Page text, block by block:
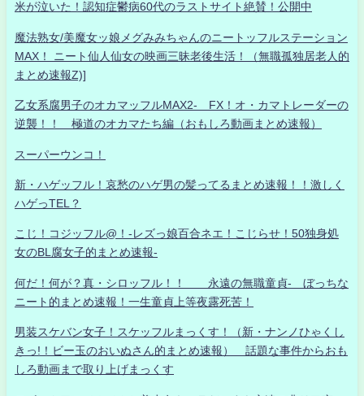
米が泣いた！認知症鬱病60代のラストサイト絶賛！公開中
魔法熟女/美魔女ッ娘メグみみちゃんのニートッフルステーション
MAX！ ニート仙人仙女の映画三昧老後生活！（無職孤独居老人的
まとめ速報Z)]
乙女系腐男子のオカマッフルMAX2- FX！オ・カマトレーダーの
逆襲！！ 極道のオカマたち編（おもしろ動画まとめ速報）
スーパーウンコ！
新・ハゲッフル！哀愁のハゲ男の髪ってるまとめ速報！！激しく
ハゲっTEL？
こじ！コジッフル@！-レズっ娘百合ネエ！こじらせ！50独身処
女のBL腐女子的まとめ速報-
何だ！何が？真・シロッフル！！ 永遠の無職童貞- ぼっちな
ニート的まとめ速報！一生童貞上等夜露死苦！
男装スケバン女子！スケッフルまっくす！（新・ナンノひゃくし
きっ!！ビー玉のおいぬさん的まとめ速報） 話題な事件からおも
しろ動画まで取り上げまっくす